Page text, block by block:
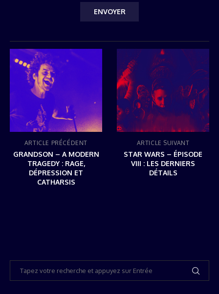
ARTICLE PRÉCÉDENT
GRANDSON – A MODERN
TRAGEDY : RAGE,
DÉPRESSION ET
CATHARSIS
ARTICLE SUIVANT
STAR WARS – ÉPISODE
VIII : LES DERNIERS
DÉTAILS